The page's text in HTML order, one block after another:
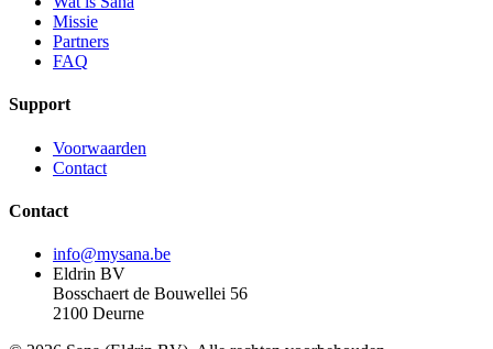
Missie
Partners
FAQ
Support
Voorwaarden
Contact
Contact
info@mysana.be
Eldrin BV
Bosschaert de Bouwellei 56
2100 Deurne